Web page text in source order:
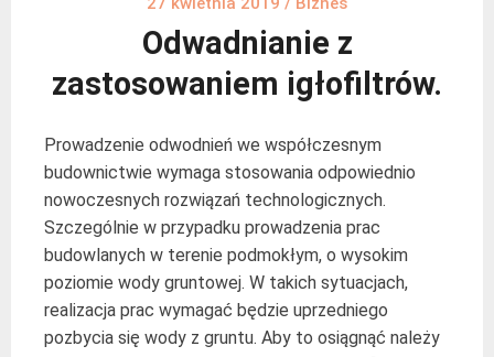
Odwadnianie z
zastosowaniem igłofiltrów.
Prowadzenie odwodnień we współczesnym
budownictwie wymaga stosowania odpowiednio
nowoczesnych rozwiązań technologicznych.
Szczególnie w przypadku prowadzenia prac
budowlanych w terenie podmokłym, o wysokim
poziomie wody gruntowej. W takich sytuacjach,
realizacja prac wymagać będzie uprzedniego
pozbycia się wody z gruntu. Aby to osiągnąć należy